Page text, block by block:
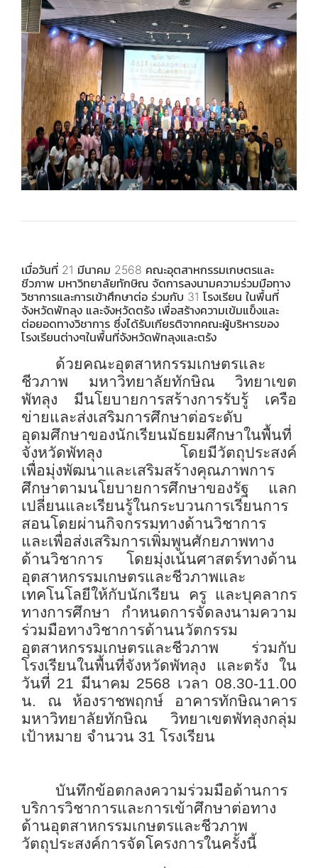
เมื่อวันที่ 21 มีนาคม 2568 คณะอุตสาหกรรมเกษตรและ
ชีวภาพ มหาวิทยาลัยทักษิณ จัดการลงนามความร่วมมือทาง
วิชาการและการเข้าศึกษาต่อ ร่วมกับ 31 โรงเรียน ในพื้นที่
จังหวัดพัทลุง และจังหวัดตรัง เพื่อสร้างความเข้มแข็งและ
ต่อยอดทางวิชาการ ซึ่งได้รับเกียรติจากคณะผู้บริหารของ
โรงเรียนต่างๆในพื้นที่จังหวัดพัทลุงและตรัง
ด้วยคณะอุตสาหกรรมเกษตรและ
ชีวภาพ มหาวิทยาลัยทักษิณ วิทยาเขต
พัทลุง มีนโยบายการสร้างการรับรู้ เครือ
ข่ายและส่งเสริมการศึกษาต่อระดับ
อุดมศึกษาของนักเรียนมัธยมศึกษาในพื้นที่
จังหวัดพัทลุง โดยมีวัตถุประสงค์
เพื่อมุ่งพัฒนาและเสริมสร้างคุณภาพการ
ศึกษาตามนโยบายการศึกษาของรัฐ แลก
เปลี่ยนและเรียนรู้ในกระบวนการเรียนการ
สอนโดยผ่านกิจกรรมทางด้านวิชาการ
และเพื่อส่งเสริมการเพิ่มพูนศักยภาพทาง
ด้านวิชาการ โดยมุ่งเน้นศาสตร์ทางด้าน
อุตสาหกรรมเกษตรและชีวภาพและ
เทคโนโลยีให้กับนักเรียน ครู และบุคลากร
ทางการศึกษา กำหนดการจัดลงนามความ
ร่วมมือทางวิชาการด้านนวัตกรรม
อุตสาหกรรมเกษตรและชีวภาพ ร่วมกับ
โรงเรียนในพื้นที่จังหวัดพัทลุง และตรัง ใน
วันที่ 21 มีนาคม 2568 เวลา 08.30-11.00
น. ณ ห้องราชพฤกษ์ อาคารทักษิณาคาร
มหาวิทยาลัยทักษิณ วิทยาเขตพัทลุงกลุ่ม
เป้าหมาย จำนวน 31 โรงเรียน
บันทึกข้อตกลงความร่วมมือด้านการ
บริการวิชาการและการเข้าศึกษาต่อทาง
ด้านอุตสาหกรรมเกษตรและชีวภาพ
วัตถุประสงค์การจัดโครงการในครั้งนี้